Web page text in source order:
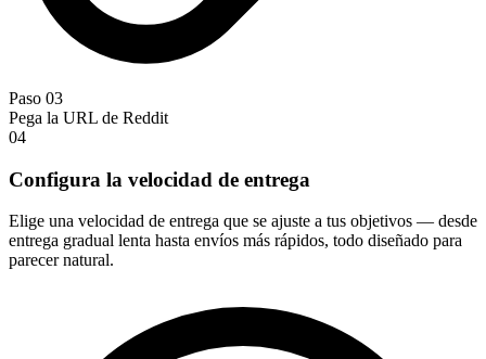
Paso 03
Pega la URL de Reddit
04
Configura la velocidad de entrega
Elige una velocidad de entrega que se ajuste a tus objetivos — desde
entrega gradual lenta hasta envíos más rápidos, todo diseñado para
parecer natural.